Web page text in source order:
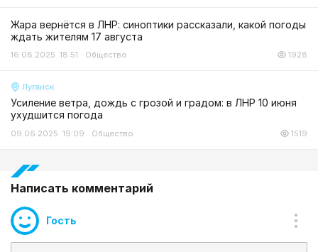
Жара вернётся в ЛНР: синоптики рассказали, какой погоды
ждать жителям 17 августа
16.08.2025 18:51 Общество 1928
Луганск
Усиление ветра, дождь с грозой и градом: в ЛНР 10 июня
ухудшится погода
09.06.2025 19:09 Общество 1519
Написать комментарий
Гость